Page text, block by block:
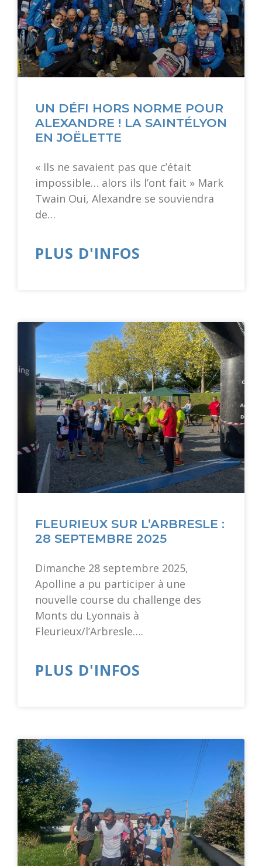
UN DÉFI HORS NORME POUR
ALEXANDRE ! LA SAINTÉLYON
EN JOËLETTE
« Ils ne savaient pas que c’était
impossible… alors ils l’ont fait » Mark
Twain Oui, Alexandre se souviendra
de…
PLUS D'INFOS
FLEURIEUX SUR L’ARBRESLE :
28 SEPTEMBRE 2025
Dimanche 28 septembre 2025,
Apolline a pu participer à une
nouvelle course du challenge des
Monts du Lyonnais à
Fleurieux/l’Arbresle….
PLUS D'INFOS